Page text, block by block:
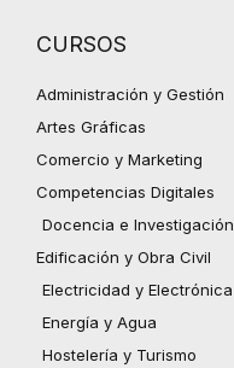
CURSOS
Administración y Gestión
Artes Gráficas
Comercio y Marketing
Competencias Digitales
Docencia e Investigación
Edificación y Obra Civil
Electricidad y Electrónica
Energía y Agua
Hostelería y Turismo